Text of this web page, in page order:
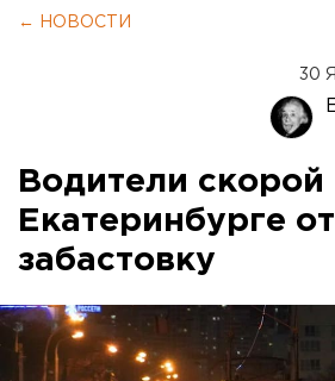
← НОВОСТИ
30
Водители скорой
Екатеринбурге
забастовку